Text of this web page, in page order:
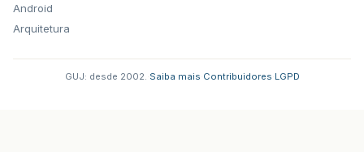
Android
Arquitetura
GUJ: desde 2002. Saiba mais Contribuidores LGPD